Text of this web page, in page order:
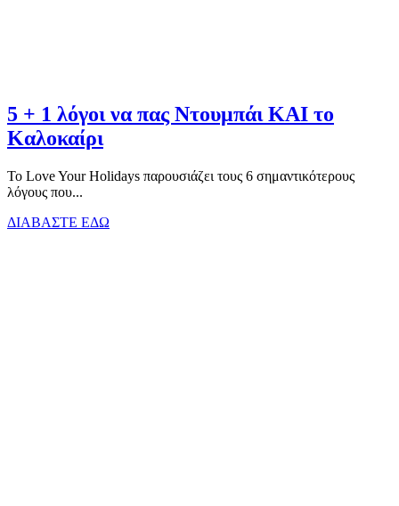
5 + 1 λόγοι να πας Ντουμπάι ΚΑΙ το
Καλοκαίρι
Το Love Your Holidays παρουσιάζει τους 6 σημαντικότερους
λόγους που...
ΔΙΑΒΑΣΤΕ ΕΔΩ